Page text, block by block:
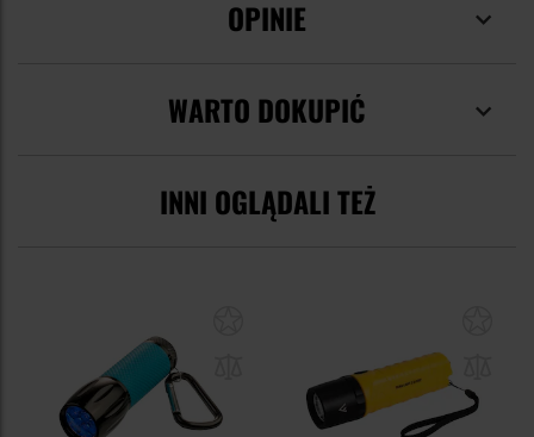
OPINIE
WARTO DOKUPIĆ
INNI OGLĄDALI TEŻ